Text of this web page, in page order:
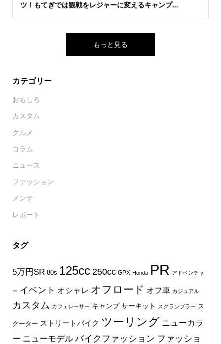
ツ！もてぎでは観戦をレジャーに変えるキャンプ...
もっと見る
カテゴリー
おもしろ
カスタム
グルメ
コラム
ニュース
ファッション
メンテ
レポート
タグ
5万円SR 80s 125cc 250cc GPX Honda PR アドベンチャ
ー イベント オシャレ オフロード オフ車 カジュアル
カスタム カフェレーサー キャンプ サーキット スクランブラー ス
クーター ストリートバイク ツーリング ニューカラ
ー ニューモデル バイクファッション ファッショ